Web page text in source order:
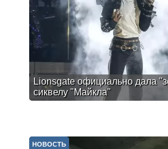
Lionsgate официально дала
сиквелу "Майкла"
НОВОСТЬ